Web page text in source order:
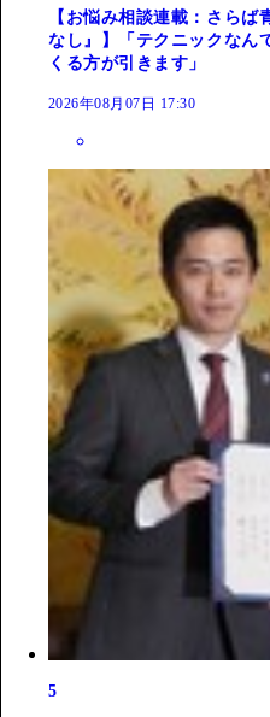
【お悩み相談連載：さら
なし』】「テクニックなん
くる方が引きます」
2026年08月07日 17:30
5